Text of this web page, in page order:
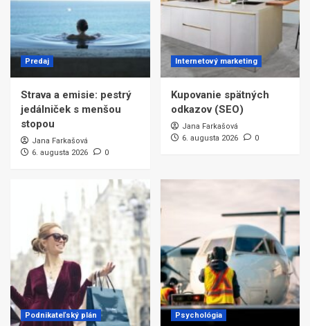
Predaj
Strava a emisie: pestrý
jedálniček s menšou
stopou
Jana Farkašová
6. augusta 2026
0
Internetový marketing
Kupovanie spätných
odkazov (SEO)
Jana Farkašová
6. augusta 2026
0
Podnikateľský plán Psychológia